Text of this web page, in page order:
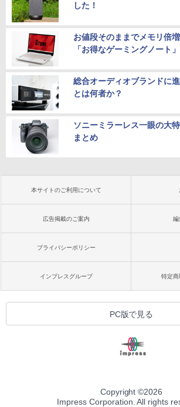
した！
お値段そのままでメモリ倍
「お得なゲーミングノート」
総合オーディオブランドに
とは何者か？
ソニーミラーレス一眼の大
まとめ
本サイトのご利用について
広告掲載のご案内 編
プライバシーポリシー
インプレスグループ 特定商
PC版で見る
Copyright ©2026
Impress Corporation. All rights